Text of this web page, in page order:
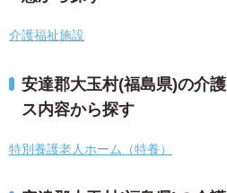
介護福祉施設
安達郡大玉村(福島県)の介
ス内容から探す
特別養護老人ホーム（特養）